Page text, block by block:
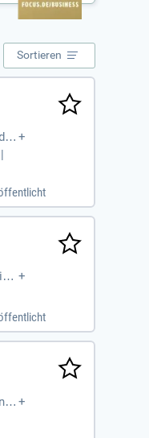
Sortieren
+
|
+
w +